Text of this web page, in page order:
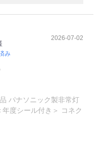
み
2026-07-02
パナソニック製非常灯
度シール付き＞ コネク